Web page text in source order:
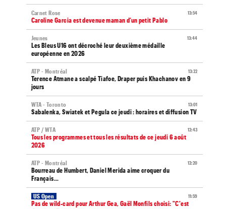
13:54
Carnet Rose
Caroline Garcia est devenue maman d’un petit Pablo
13:44
Jeunes
Les Bleus U16 ont décroché leur deuxième médaille
européenne en 2026
13:22
ATP - Montréal
Terence Atmane a scalpé Tiafoe, Draper puis Khachanov en 9
jours
13:01
WTA - Toronto
Sabalenka, Swiatek et Pegula ce jeudi : horaires et diffusion TV
12:43
ATP / WTA
Tous les programmes et tous les résultats de ce jeudi 6 août
2026
12:20
ATP - Montréal
Bourreau de Humbert, Daniel Merida aime croquer du
Français...
11:59
US Open
Pas de wild-card pour Arthur Gea, Gaël Monfils choisi: "C'est